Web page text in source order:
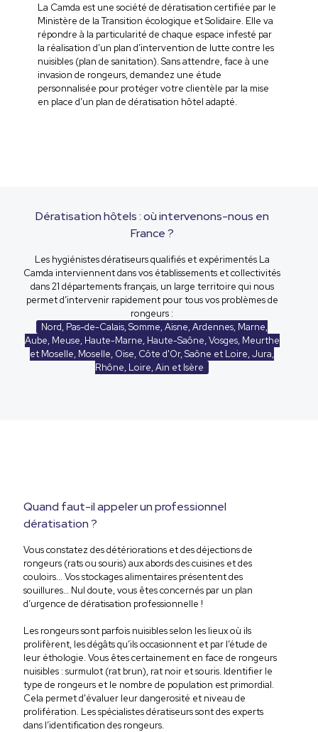
La Camda est une société de dératisation certifiée par le
Ministère de la Transition écologique et Solidaire. Elle va
répondre à la particularité de chaque espace infesté par
la réalisation d’un plan d’intervention de lutte contre les
nuisibles (plan de sanitation). Sans attendre, face à une
invasion de rongeurs, demandez une étude
personnalisée pour protéger votre clientèle par la mise
en place d’un plan de dératisation hôtel adapté.
Dératisation hôtels : où intervenons-nous en
France ?
Les hygiénistes dératiseurs qualifiés et expérimentés La
Camda interviennent dans vos établissements et collectivités
dans 21 départements français, un large territoire qui nous
permet d’intervenir rapidement pour tous vos problèmes de
rongeurs :
Nord, Pas-de-Calais, Somme, Aisne, Ardennes, Marne,
Aube, Meuse, Haute-Marne, Haute-Saône, Vosges, Meurthe
et Moselle, Moselle, Oise, Côte d'Or, Saône et Loire, Jura,
Rhône, Loire, Ain et Isère
Quand faut-il appeler un professionnel
dératisation ?
Vous constatez des détériorations et des déjections de
rongeurs (rats ou souris) aux abords des cuisines et des
couloirs... Vos stockages alimentaires présentent des
souillures… Nul doute, vous êtes concernés par un plan
d’urgence de dératisation professionnelle !
Les rongeurs sont parfois nuisibles selon les lieux où ils
prolifèrent, les dégâts qu’ils occasionnent et par l’étude de
leur éthologie. Vous êtes certainement en face de rongeurs
nuisibles : surmulot (rat brun), rat noir et souris. Identifier le
type de rongeurs et le nombre de population est primordial.
Cela permet d'évaluer leur dangerosité et niveau de
prolifération. Les spécialistes dératiseurs sont des experts
dans l’identification des rongeurs.